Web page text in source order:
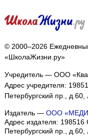
© 2000–2026
«ШколаЖизни.ру»
Учредитель — ООО
Адрес учредителя:
Петербургский пр.,
Издатель — ООО
Адрес издателя: 198516
Петербургский пр.,